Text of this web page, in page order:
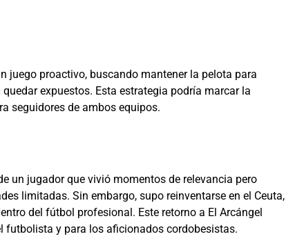
juego proactivo, buscando mantener la pelota para
expuestos. Esta estrategia podría marcar la
seguidores de ambos equipos.
un jugador que vivió momentos de relevancia pero
limitadas. Sin embargo, supo reinventarse en el Ceuta,
del fútbol profesional. Este retorno a El Arcángel
futbolista y para los aficionados cordobesistas.